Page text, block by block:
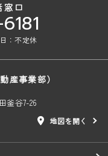
窓口
：不定休
産事業部）
釜谷7-26
地図を開く